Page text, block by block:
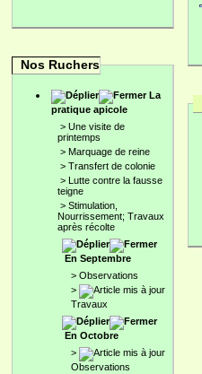
Nos Ruchers
La
pratique apicole
> Une visite de
printemps
> Marquage de reine
> Transfert de colonie
> Lutte contre la fausse
teigne
> Stimulation,
Nourrissement; Travaux
après récolte
En Septembre
> Observations
>
Travaux
En Octobre
>
Observations